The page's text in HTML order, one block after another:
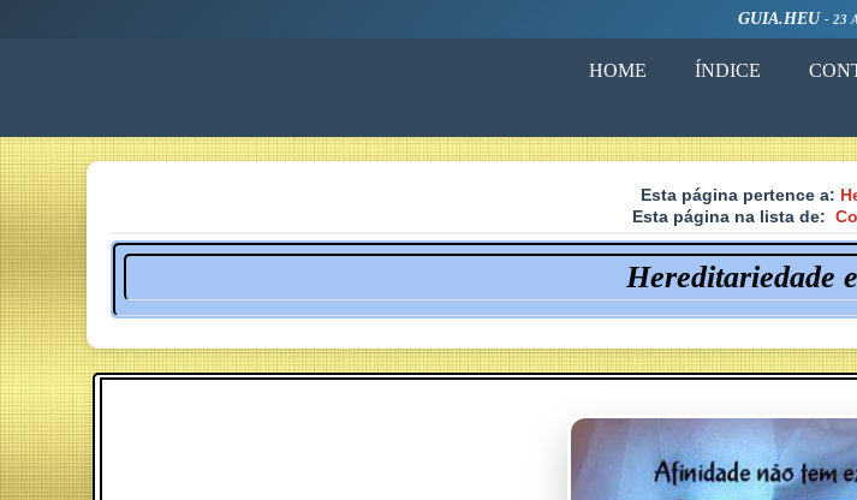
GUIA.HEU - 23
HOME ÍNDICE
Esta página pertence a:
Esta página na lista de:
Hereditariedade